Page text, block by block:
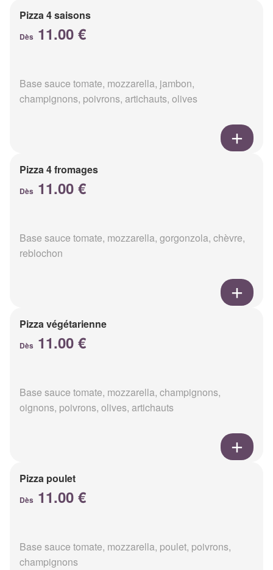
Pizza 4 saisons
Dès 11.00 €
Base sauce tomate, mozzarella, jambon,
champignons, poivrons, artichauts, olives
Pizza 4 fromages
Dès 11.00 €
Base sauce tomate, mozzarella, gorgonzola, chèvre,
reblochon
Pizza végétarienne
Dès 11.00 €
Base sauce tomate, mozzarella, champignons,
oignons, poivrons, olives, artichauts
Pizza poulet
Dès 11.00 €
Base sauce tomate, mozzarella, poulet, poivrons,
champignons